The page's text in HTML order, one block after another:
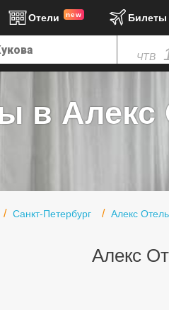
Отели new Билеты
ЧТВ
в
Санкт-Петербург Алекс
Алекс